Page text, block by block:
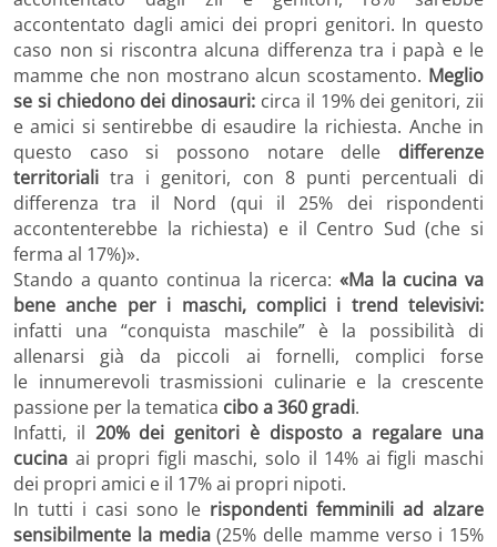
accontentato dagli amici dei propri genitori. In questo
caso non si riscontra alcuna differenza tra i papà e le
mamme che non mostrano alcun scostamento. Meglio
se si chiedono dei dinosauri: circa il 19% dei genitori, zii
e amici si sentirebbe di esaudire la richiesta. Anche in
questo caso si possono notare delle differenze
territoriali tra i genitori, con 8 punti percentuali di
differenza tra il Nord (qui il 25% dei rispondenti
accontenterebbe la richiesta) e il Centro Sud (che si
ferma al 17%)».
Stando a quanto continua la ricerca: «Ma la cucina va
bene anche per i maschi, complici i trend televisivi:
infatti una “conquista maschile” è la possibilità di
allenarsi già da piccoli ai fornelli, complici forse
le innumerevoli trasmissioni culinarie e la crescente
passione per la tematica cibo a 360 gradi.
Infatti, il 20% dei genitori è disposto a regalare una
cucina ai propri figli maschi, solo il 14% ai figli maschi
dei propri amici e il 17% ai propri nipoti.
In tutti i casi sono le rispondenti femminili ad alzare
sensibilmente la media(25% delle mamme verso i 15%